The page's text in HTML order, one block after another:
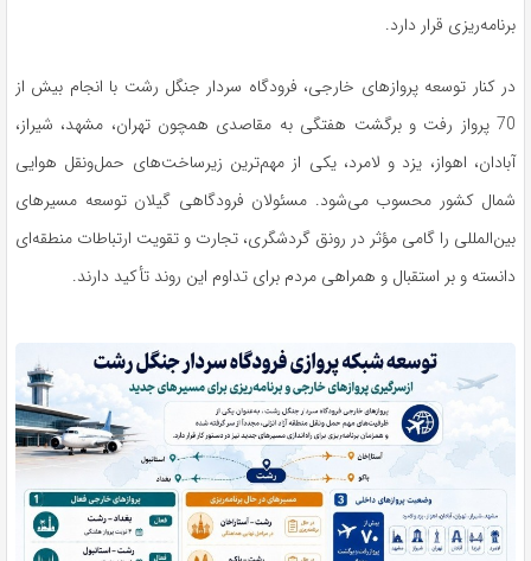
برنامه‌ریزی قرار دارد.
در کنار توسعه پروازهای خارجی، فرودگاه سردار جنگل رشت با انجام بیش از
70 پرواز رفت و برگشت هفتگی به مقاصدی همچون تهران، مشهد، شیراز،
آبادان، اهواز، یزد و لامرد، یکی از مهم‌ترین زیرساخت‌های حمل‌ونقل هوایی
شمال کشور محسوب می‌شود. مسئولان فرودگاهی گیلان توسعه مسیرهای
بین‌المللی را گامی مؤثر در رونق گردشگری، تجارت و تقویت ارتباطات منطقه‌ای
دانسته و بر استقبال و همراهی مردم برای تداوم این روند تأکید دارند.